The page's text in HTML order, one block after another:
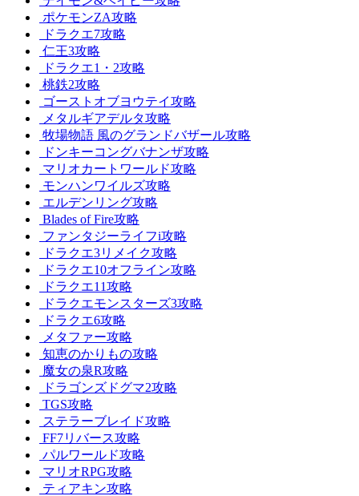
ポケモンZA攻略
ドラクエ7攻略
仁王3攻略
ドラクエ1・2攻略
桃鉄2攻略
ゴーストオブヨウテイ攻略
メタルギアデルタ攻略
牧場物語 風のグランドバザール攻略
ドンキーコングバナンザ攻略
マリオカートワールド攻略
モンハンワイルズ攻略
エルデンリング攻略
Blades of Fire攻略
ファンタジーライフi攻略
ドラクエ3リメイク攻略
ドラクエ10オフライン攻略
ドラクエ11攻略
ドラクエモンスターズ3攻略
ドラクエ6攻略
メタファー攻略
知恵のかりもの攻略
魔女の泉R攻略
ドラゴンズドグマ2攻略
TGS攻略
ステラーブレイド攻略
FF7リバース攻略
パルワールド攻略
マリオRPG攻略
ティアキン攻略